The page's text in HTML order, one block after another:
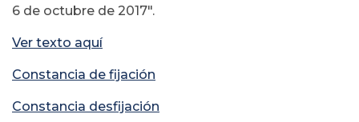
6 de octubre de 2017".
Ver texto aquí
Constancia de fijación
Constancia desfijación